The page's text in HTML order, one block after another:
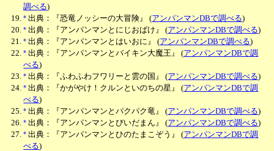
調べる)
* 出典：『恐竜ノッシーの大冒険』(アンパンマンDBで調べる)
* 出典：『アンパンマンとにじおばけ』(アンパンマンDBで調べる)
* 出典：『アンパンマンとはいおに』(アンパンマンDBで調べる)
* 出典：『アンパンマンとバイキン大魔王』(アンパンマンDBで調
べる)
* 出典：『ふわふわフワリーと雲の国』(アンパンマンDBで調べる)
* 出典：『かがやけ！クルンといのちの星』(アンパンマンDBで調
べる)
* 出典：『アンパンマンとパクパク竜』(アンパンマンDBで調べる)
* 出典：『アンパンマンとびいだまん』(アンパンマンDBで調べる)
* 出典：『アンパンマンとひのたまこぞう』(アンパンマンDBで調
べる)